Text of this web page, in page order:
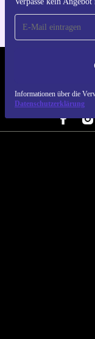
Informationen über die
Datenschutzerklärung
REFURBED